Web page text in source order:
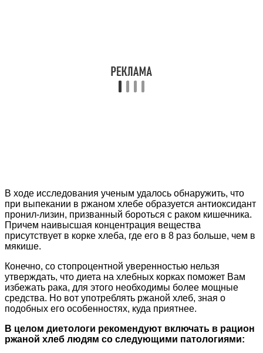
В ходе исследования ученым удалось обнаружить, что
при выпекании в ржаном хлебе образуется антиоксидант
пронил-лизин, призванный бороться с раком кишечника.
Причем наивысшая концентрация вещества
присутствует в корке хлеба, где его в 8 раз больше, чем в
мякише.
Конечно, со стопроцентной уверенностью нельзя
утверждать, что диета на хлебных корках поможет Вам
избежать рака, для этого необходимы более мощные
средства. Но вот употреблять ржаной хлеб, зная о
подобных его особенностях, куда приятнее.
В целом диетологи рекомендуют включать в рацион
ржаной хлеб людям со следующими патологиями: